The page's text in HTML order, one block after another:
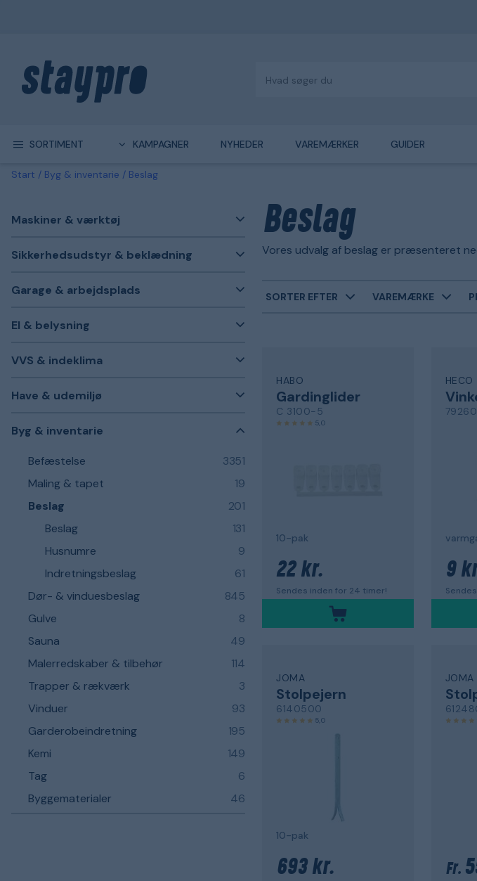
SORTIMENT KAMPAGNER NYHEDER VAREMÆRKER GUIDER
Start Byg & inventarie Beslag
Maskiner & værktøj
Sikkerhedsudstyr & beklædning
Garage & arbejdsplads
El & belysning
VVS & indeklima
Have & udemiljø
Byg & inventarie
Befæstelse
3351
Maling & tapet
19
Beslag
201
Beslag
131
Husnumre
9
Indretningsbeslag
61
Dør- & vinduesbeslag
845
Gulve
8
Sauna
49
Malerredskaber & tilbehør
114
Trapper & rækværk
3
Vinduer
93
Garderobeindretning
195
Kemi
149
Tag
6
Byggematerialer
46
Beslag
Vores udvalg af beslag er præsenteret
SORTER EFTER VAREMÆRKE
HABO
Gardinglider
C 3100-5
5,0
10-pak
22 kr.
Sendes inden for 24 timer!
HECO
9
JOMA
Stolpejern
6140500
5,0
10-pak
693 kr.
JOMA
Fr.